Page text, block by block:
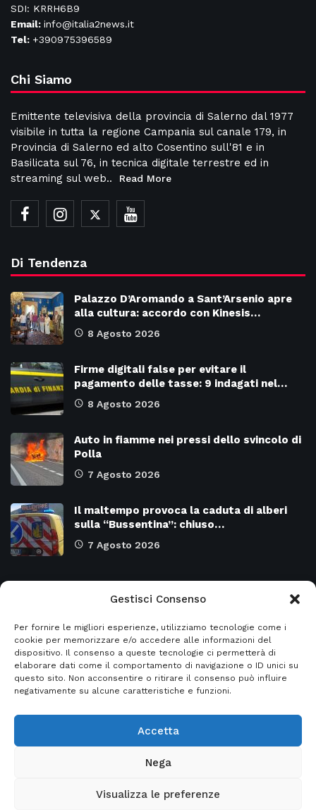
Gestisci Consenso
Per fornire le migliori esperienze, utilizziamo tecnologie come i
cookie per memorizzare e/o accedere alle informazioni del
dispositivo. Il consenso a queste tecnologie ci permetterà di
elaborare dati come il comportamento di navigazione o ID unici su
questo sito. Non acconsentire o ritirare il consenso può influire
negativamente su alcune caratteristiche e funzioni.
Accetta
Nega
Visualizza le preferenze
SDI: KRRH6B9
Email: info@italia2news.it
Tel: +390975396589
Chi Siamo
Emittente televisiva della provincia di Salerno dal 1977
visibile in tutta la regione Campania sul canale 179, in
Provincia di Salerno ed alto Cosentino sull'81 e in
Basilicata sul 76, in tecnica digitale terrestre ed in
streaming sul web..
Read More
Di Tendenza
Palazzo D’Aromando a Sant’Arsenio apre
alla cultura: accordo con Kinesis…
8 Agosto 2026
Firme digitali false per evitare il
pagamento delle tasse: 9 indagati nel…
8 Agosto 2026
Auto in fiamme nei pressi dello svincolo di
Polla
7 Agosto 2026
Il maltempo provoca la caduta di alberi
sulla “Bussentina”: chiuso…
7 Agosto 2026
Attualità 8975
Cronaca 6480
Primo piano 5957
SALERNO e Provincia 4132
Regione CAMPANIA
Regione BASILICATA
- Italia2news powered by